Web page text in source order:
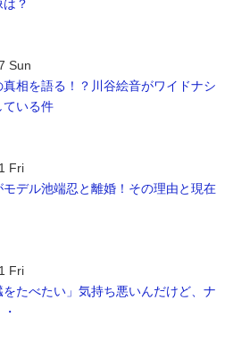
？
Sun
相を語る！？川谷絵音がワイドナシ
ている件
Fri
モデル池端忍と離婚！その理由と現在
Fri
をたべたい」気持ち悪いんだけど、ナ